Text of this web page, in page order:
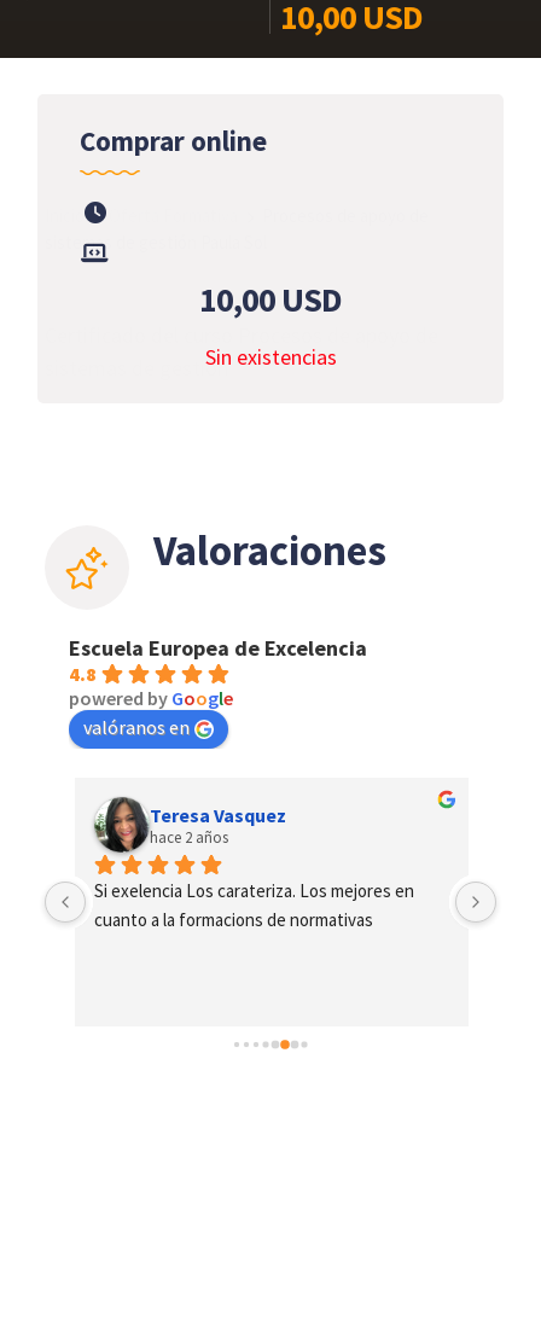
10,00USD
Comprar online
10,00USD
Sin existencias
Inicio
sistemas de gestión Paula Sol
sistemas de gestión
Valoraciones
Escuela Europea de Excelencia
4.8
powered by Google
valóranos en
Teresa Vasquez
hace 2 años
Si exelencia Los carateriza. Los mejores en
cuanto a la formacions de normativas